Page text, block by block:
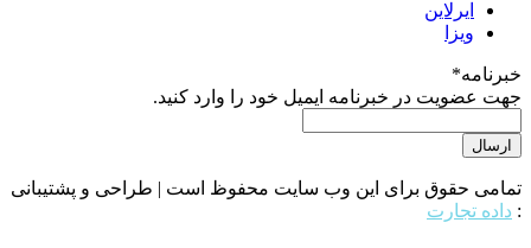
ایرلاین
ویزا
خبرنامه*
جهت عضویت در خبرنامه ایمیل خود را وارد کنید.
تمامی حقوق برای این وب سایت محفوظ است | طراحی و پشتیبانی
: داده تجارت